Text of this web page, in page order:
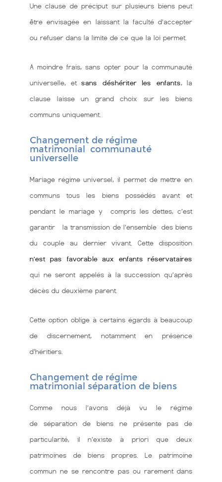
Une clause de préciput sur plusieurs biens peut
être envisagée en laissant la faculté d’accepter
ou refuser dans la limite de ce que la loi permet.
A moindre frais, sans opter pour la communauté
universelle, et sans déshériter les enfants, la
clause laisse un grand choix sur les biens
communs uniquement.
Changement de régime
matrimonial communauté
universelle
Mariage régime universel, il permet de mettre en
communs tous les biens possédés avant et
pendant le mariage y compris les dettes, c’est
garantir la transmission de l’ensemble des biens
du couple au dernier vivant. Cette disposition
n’est pas favorable aux enfants réservataires
qui ne seront appelés à la succession qu’après
décès du deuxième parent.
Cette option oblige à certains égards à beaucoup
de discernement, notamment en présence
d'héritiers.
Changement de régime
matrimonial séparation de biens
Comme nous l’avons déjà vu le régime
de séparation de biens ne présente pas de
particularité, il n’existe à priori que deux
patrimoines de biens propres. Le patrimoine
commun ne se rencontre pas ou rarement dans